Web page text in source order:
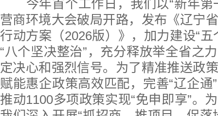
今年首个工作日，我们以“新年
营商环境大会破局开路，发布《辽宁
行动方案（2026版）》，加力建设“
“八个坚决整治”，充分释放举全省之
定决心和强烈信号。为了精准推送政
赋能惠企政策高效匹配，完善“辽企通
推动1100多项政策实现“免申即享”。